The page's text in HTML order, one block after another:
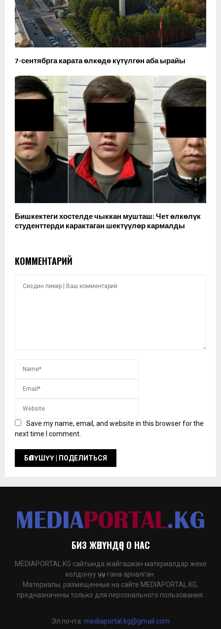
7-сентябрга карата өлкөдө күтүлгөн аба ырайы
Бишкектеги хостелде чыккан мушташ: Чет өлкөлүк
студенттерди карактаган шектүүлөр кармалды
КОММЕНТАРИЙ
Save my name, email, and website in this browser for the
next time I comment.
БИЗ ЖӨНҮНДӨ | О НАС
MEDIAPORTAL.KG сайтында жайгашкан материалдар жеке
колдонуу үчүн гана арналган.
Материалы, размещенные на сайте MEDIAPORTAL.KG,
предназначены только для персонального пользования.
Эл.почта: mediaportal.kg@gmail.com